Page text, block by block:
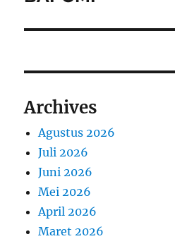
Archives
Agustus 2026
Juli 2026
Juni 2026
Mei 2026
April 2026
Maret 2026